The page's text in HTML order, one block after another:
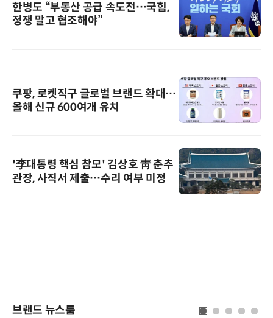
한병도 “부동산 공급 속도전…국힘,
정쟁 말고 협조해야”
쿠팡, 로켓직구 글로벌 브랜드 확대…
올해 신규 600여개 유치
'李대통령 핵심 참모' 김상호 靑 춘추
관장, 사직서 제출…수리 여부 미정
브랜드 뉴스룸